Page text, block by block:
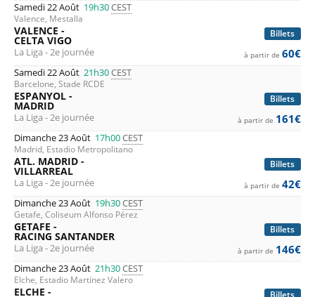
Samedi 22 Août 19h30CEST
Valence, Mestalla
Billets
VALENCE -
CELTA VIGO
La Liga - 2e journée à partir de 60€
Samedi 22 Août 21h30CEST
Barcelone, Stade RCDE
Billets
ESPANYOL -
MADRID
La Liga - 2e journée à partir de 161€
Dimanche 23 Août 17h00CEST
Madrid, Estadio Metropolitano
Billets
ATL. MADRID -
VILLARREAL
La Liga - 2e journée à partir de 42€
Dimanche 23 Août 19h30CEST
Getafe, Coliseum Alfonso Pérez
Billets
GETAFE -
RACING SANTANDER
La Liga - 2e journée à partir de 146€
Dimanche 23 Août 21h30CEST
Elche, Estadio Martínez Valero
ELCHE -